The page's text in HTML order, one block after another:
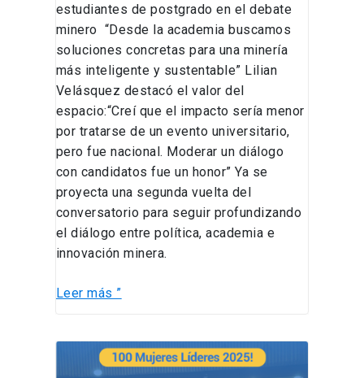
estudiantes de postgrado en el debate
minero “Desde la academia buscamos
soluciones concretas para una minería
más inteligente y sustentable” Lilian
Velásquez destacó el valor del
espacio:“Creí que el impacto sería menor
por tratarse de un evento universitario,
pero fue nacional. Moderar un diálogo
con candidatos fue un honor” Ya se
proyecta una segunda vuelta del
conversatorio para seguir profundizando
el diálogo entre política, academia e
innovación minera.
Leer más ”
¡Súmate